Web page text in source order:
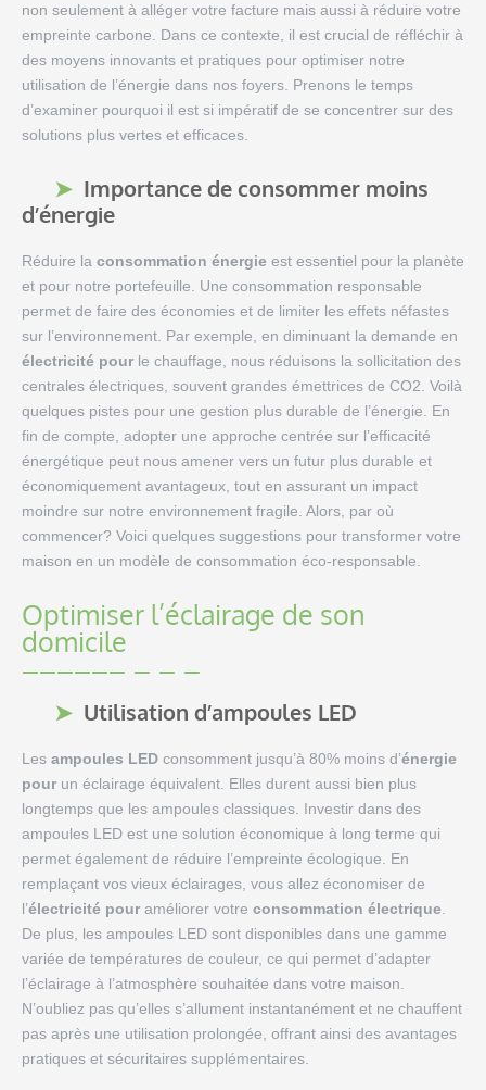
non seulement à alléger votre facture mais aussi à réduire votre
empreinte carbone. Dans ce contexte, il est crucial de réfléchir à
des moyens innovants et pratiques pour optimiser notre
utilisation de l’énergie dans nos foyers. Prenons le temps
d’examiner pourquoi il est si impératif de se concentrer sur des
solutions plus vertes et efficaces.
Importance de consommer moins
d’énergie
Réduire la consommation énergie est essentiel pour la planète
et pour notre portefeuille. Une consommation responsable
permet de faire des économies et de limiter les effets néfastes
sur l’environnement. Par exemple, en diminuant la demande en
électricité pour le chauffage, nous réduisons la sollicitation des
centrales électriques, souvent grandes émettrices de CO2. Voilà
quelques pistes pour une gestion plus durable de l’énergie. En
fin de compte, adopter une approche centrée sur l’efficacité
énergétique peut nous amener vers un futur plus durable et
économiquement avantageux, tout en assurant un impact
moindre sur notre environnement fragile. Alors, par où
commencer? Voici quelques suggestions pour transformer votre
maison en un modèle de consommation éco-responsable.
Optimiser l’éclairage de son
domicile
Utilisation d’ampoules LED
Les ampoules LED consomment jusqu’à 80% moins d’énergie
pour un éclairage équivalent. Elles durent aussi bien plus
longtemps que les ampoules classiques. Investir dans des
ampoules LED est une solution économique à long terme qui
permet également de réduire l’empreinte écologique. En
remplaçant vos vieux éclairages, vous allez économiser de
l’électricité pour améliorer votre consommation électrique.
De plus, les ampoules LED sont disponibles dans une gamme
variée de températures de couleur, ce qui permet d’adapter
l’éclairage à l’atmosphère souhaitée dans votre maison.
N’oubliez pas qu’elles s’allument instantanément et ne chauffent
pas après une utilisation prolongée, offrant ainsi des avantages
pratiques et sécuritaires supplémentaires.